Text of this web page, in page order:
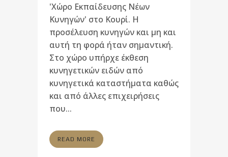
'Χώρο Εκπαίδευσης Νέων
Κυνηγών' στο Κουρί. Η
προσέλευση κυνηγών και μη και
αυτή τη φορά ήταν σημαντική.
Στο χώρο υπήρχε έκθεση
κυνηγετικών ειδών από
κυνηγετικά καταστήματα καθώς
και από άλλες επιχειρήσεις
που...
READ MORE